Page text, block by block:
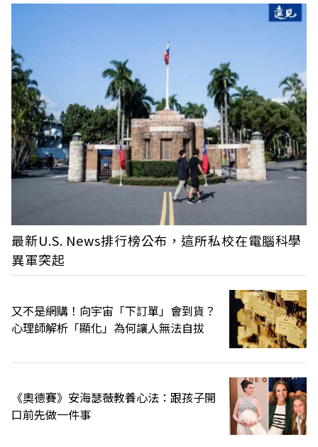
最新U.S. News排行榜公布，這所私校在電腦科學
異軍突起
又不是網購！向宇宙「下訂單」會到貨？
心理師解析「顯化」為何讓人無法自拔
《奧德賽》安海瑟薇教養心法：跟孩子開
口前先做一件事